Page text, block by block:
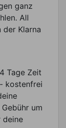
ganz
All
der Klarna
Tage Zeit
kostenfrei
um
deine